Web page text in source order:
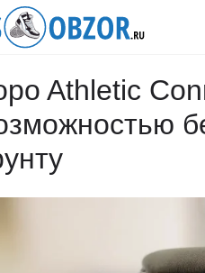
Athletic